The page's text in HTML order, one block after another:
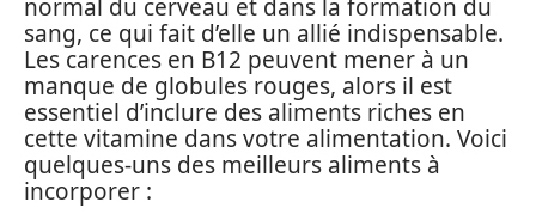
normal du cerveau et dans la formation du
sang, ce qui fait d’elle un allié indispensable.
Les carences en B12 peuvent mener à un
manque de globules rouges, alors il est
essentiel d’inclure des aliments riches en
cette vitamine dans votre alimentation. Voici
quelques-uns des meilleurs aliments à
incorporer :